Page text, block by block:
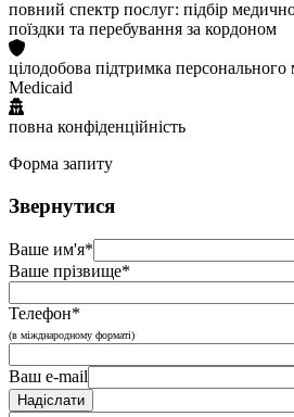
повний спектр послуг: підбір
поїздки та перебування за кордоном
цілодобова підтримка персонального
Medicaid
повна конфіденційність
Форма запиту
Звернутися
Ваше им'я*
Ваше прізвище*
Телефон*
(в міжднародному форматі)
Ваш e-mail